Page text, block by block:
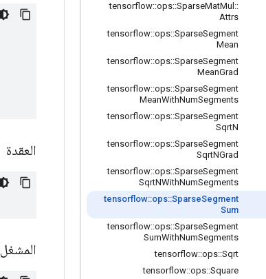
tensorflow::ops::SparseMatMul ::
Attrs
tensorflow::ops::SparseSegment
Mean
tensorflow::ops::SparseSegment
MeanGrad
tensorflow::ops::SparseSegment
MeanWithNumSegments
tensorflow::ops::SparseSegment
SqrtN
tensorflow::ops::SparseSegment
SqrtNGrad
tensorflow::ops::SparseSegment
SqrtNWithNumSegments
tensorflow::ops::SparseSegment
Sum
tensorflow::ops::SparseSegment
SumWithNumSegments
tensorflow::ops::Sqrt
tensorflow::ops::Square
العقدة
المشغل